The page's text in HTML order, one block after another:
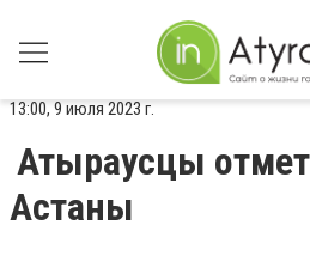
13:00, 9 июля 2023 г.
Атыраусцы
Астаны